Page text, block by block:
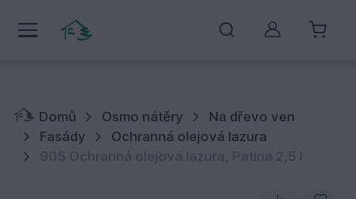
Můj účet
Domů Osmo nátěry
Na dřevo ven
Fasády
Ochranná olejová lazura
905 Ochranná olejová lazura, Patina 2,5 l